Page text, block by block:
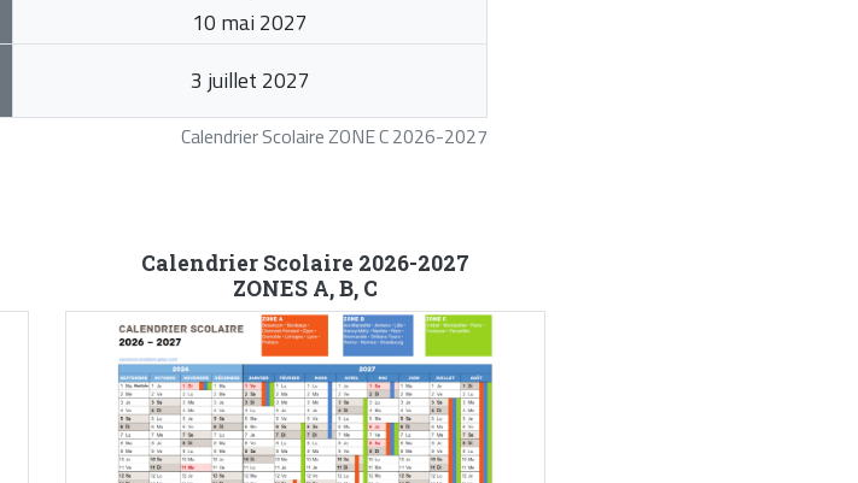
Calendrier Scolaire ZONE C 2026-2027
10 mai 2027
3 juillet 2027
Calendrier Scolaire 2026-2027
ZONES A, B, C